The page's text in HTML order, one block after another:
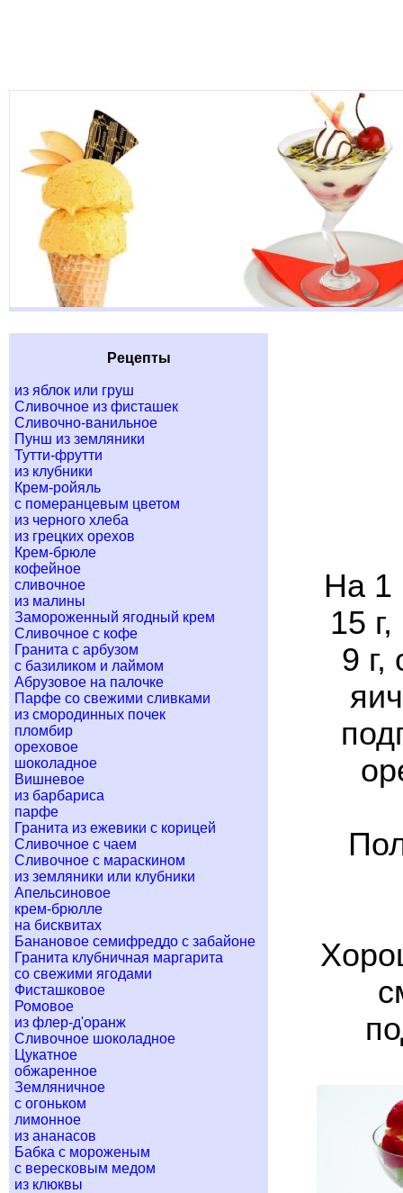
Рецепты
из яблок или груш
Сливочное из фисташек
Сливочно-ванильное
Пунш из земляники
Тутти-фрутти
из клубники
Крем-ройяль
с померанцевым цветом
из черного хлеба
из грецких орехов
Крем-брюле
кофейное
сливочное
из малины
Замороженный ягодный крем
Сливочное с кофе
Гранита с арбузом
с базиликом и лаймом
Абрузовое на палочке
Парфе со свежими сливками
из смородинных почек
пломбир
ореховое
шоколадное
Вишневое
из барбариса
парфе
Гранита из ежевики с корицей
Сливочное с чаем
Сливочное с мараскином
из земляники или клубники
Апельсиновое
крем-брюлле
на бисквитах
Банановое семифреддо с забайоне
Гранита клубничная маргарита
со свежими ягодами
Фисташковое
Ромовое
из флер-д'оранж
Сливочное шоколадное
Цукатное
обжаренное
Земляничное
с огоньком
лимонное
из ананасов
Бабка с мороженым
с вересковым медом
из клюквы
На 1
15
9 г,